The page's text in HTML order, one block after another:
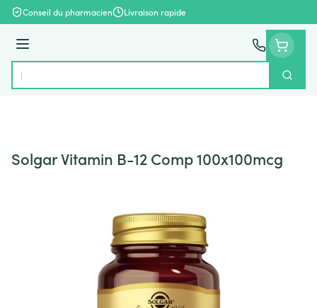
Aller au contenu
Conseil du pharmacien Livraison rapide
Menu
Rechercher
Solgar Vitamin B-12 Comp 100x100mcg